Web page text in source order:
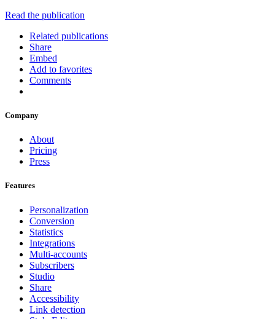
Read the publication
Related publications
Share
Embed
Add to favorites
Comments
Company
About
Pricing
Press
Features
Personalization
Conversion
Statistics
Integrations
Multi-accounts
Subscribers
Studio
Share
Accessibility
Link detection